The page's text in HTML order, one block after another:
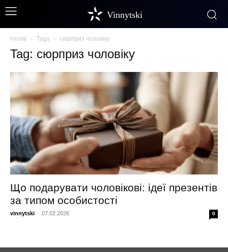
Vinnytski
Home Tags сюрприз чоловіку
Tag: сюрприз чоловіку
Що подарувати чоловікові: ідеї презентів
за типом особистості
vinnytski - 07.02.2026 0